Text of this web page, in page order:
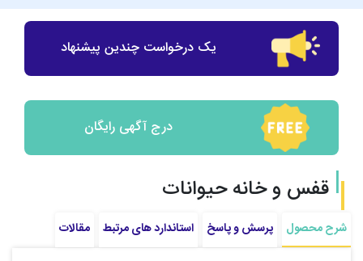
یک درخواست چندین پیشنهاد
درج آگهی رایگان
قفس و خانه حیوانات
شرح محصول پرسش و پاسخ استاندارد های مرتبط مقالات